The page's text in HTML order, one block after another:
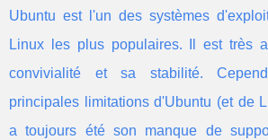
Ubuntu est l'un des systèmes
Linux les plus populaires. Il est très
convivialité et sa stabilité.
principales limitations d'Ubuntu (et de
a toujours été son manque de